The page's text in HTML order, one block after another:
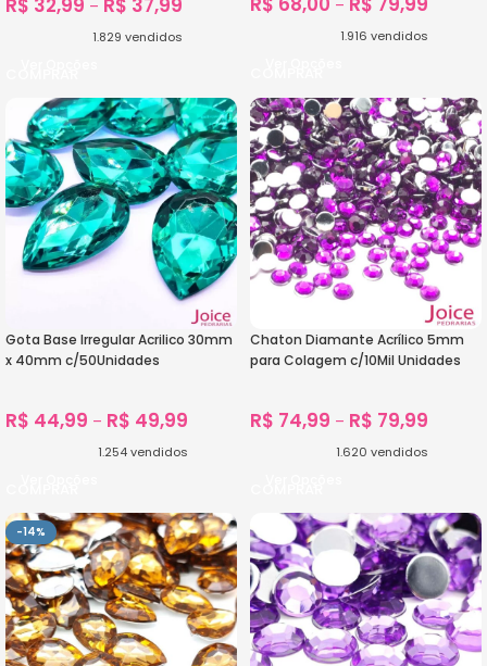
R$ 32,99 – R$ 37,99
1.829 vendidos
–
1.916 vendidos
Gota Base Irregular Acrilico 30mm
x 40mm c/50Unidades
R$ 44,99 – R$ 49,99
1.254vendidos
Chaton Diamante Acrílico 5mm
para Colagem c/10Mil Unidades
R$ 74,99 – R$ 79,99
1.620 vendidos
-14%